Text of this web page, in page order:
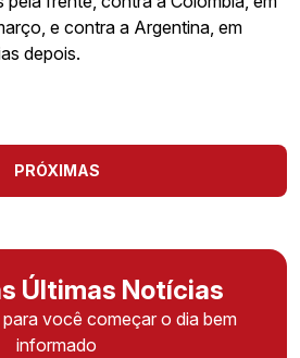
e contra a Argentina, em
depois.
PRÓXIMAS
Últimas Notícias
você começar o dia bem
informado